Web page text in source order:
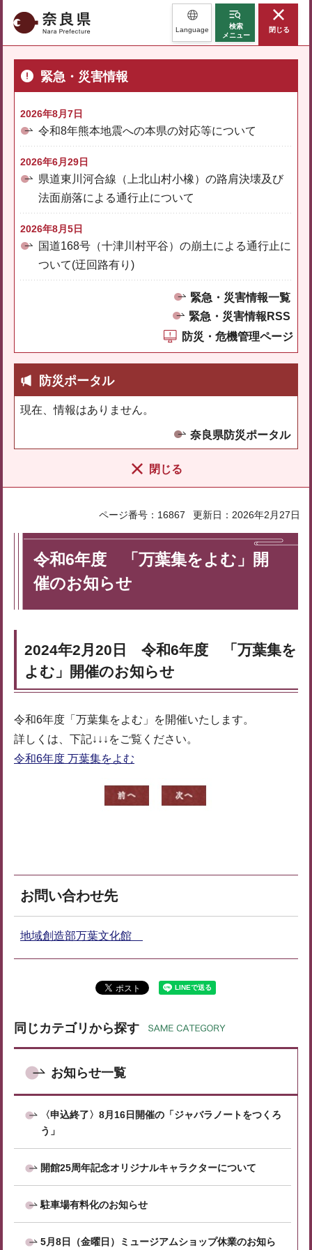
奈良県 Language
検索
メニュー
閉じる
緊急・災害情報
2026年8月7日
令和8年熊本地震への本県の対応等について
2026年6月29日
県道東川河合線（上北山村小橡）の路肩決壊及び
法面崩落による通行止について
2026年8月5日
国道168号（十津川村平谷）の崩土による通行止に
ついて(迂回路有り)
緊急・災害情報一覧
緊急・災害情報RSS
防災・危機管理ページ
防災ポータル
現在、情報はありません。
奈良県防災ポータル
閉じる
ページ番号：16867 更新日：2026年2月27日
令和6年度 「万葉集をよむ」開
催のお知らせ
2024年2月20日 令和6年度 「万葉集を
よむ」開催のお知らせ
令和6年度「万葉集をよむ」を開催いたします。
詳しくは、下記↓↓↓をご覧ください。
令和6年度 万葉集をよむ
お問い合わせ先
地域創造部万葉文化館
同じカテゴリから探す
お知らせ一覧
〈申込終了〉8月16日開催の「ジャバラノートをつくろ
う」
開館25周年記念オリジナルキャラクターについて
駐車場有料化のお知らせ
5月8日（金曜日）ミュージアムショップ休業のお知ら